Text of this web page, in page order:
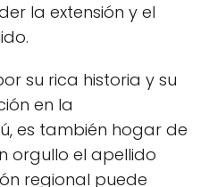
la extensión y el
su rica historia y su
en la
es también hogar de
orgullo el apellido
regional puede